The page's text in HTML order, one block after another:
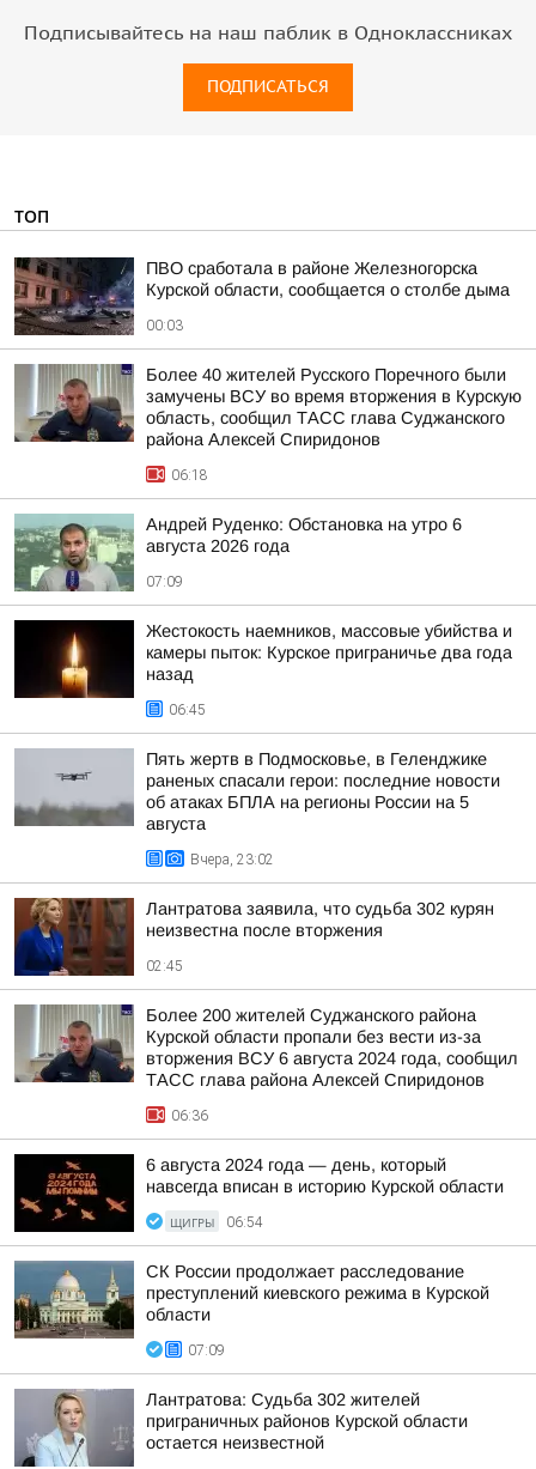
Подписывайтесь на наш паблик в Одноклассниках
ПОДПИСАТЬСЯ
ТОП
ПВО сработала в районе Железногорска
Курской области, сообщается о столбе дыма
00:03
Более 40 жителей Русского Поречного были
замучены ВСУ во время вторжения в Курскую
область, сообщил ТАСС глава Суджанского
района Алексей Спиридонов
06:18
Андрей Руденко: Обстановка на утро 6
августа 2026 года
07:09
Жестокость наемников, массовые убийства и
камеры пыток: Курское приграничье два года
назад
06:45
Пять жертв в Подмосковье, в Геленджике
раненых спасали герои: последние новости
об атаках БПЛА на регионы России на 5
августа
Вчера, 23:02
Лантратова заявила, что судьба 302 курян
неизвестна после вторжения
02:45
Более 200 жителей Суджанского района
Курской области пропали без вести из-за
вторжения ВСУ 6 августа 2024 года, сообщил
ТАСС глава района Алексей Спиридонов
06:36
6 августа 2024 года — день, который
навсегда вписан в историю Курской области
ЩИГРЫ 06:54
СК России продолжает расследование
преступлений киевского режима в Курской
области
07:09
Лантратова: Судьба 302 жителей
приграничных районов Курской области
остается неизвестной